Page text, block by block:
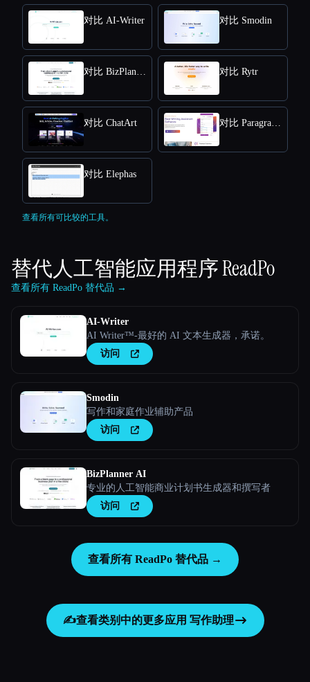
对比 AI-Writer 对比 Smodin
对比 BizPlanner AI 对比 Rytr
对比 ChatArt 对比 Paragraph AI
对比 Elephas
查看所有可比较的工具。
替代人工智能应用程序ReadPo
查看所有 ReadPo 替代品 →
AI-Writer
AI Writer™-最好的 AI 文本生成器，承诺。
访问
Smodin
写作和家庭作业辅助产品
访问
BizPlanner AI
专业的人工智能商业计划书生成器和撰写者
访问
查看所有 ReadPo 替代品 →
✍️查看类别中的更多应用 写作助理